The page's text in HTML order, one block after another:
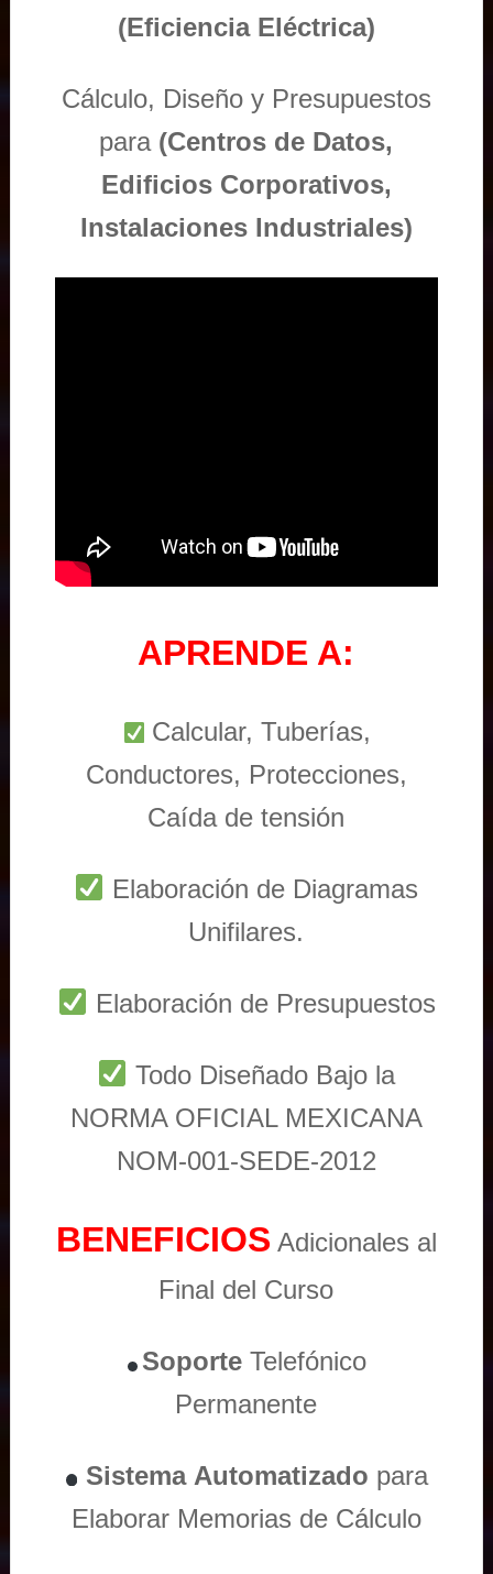
(Eficiencia Eléctrica)
Cálculo, Diseño y Presupuestos
para (Centros de Datos,
Edificios Corporativos,
Instalaciones Industriales)
APRENDE A:
Calcular, Tuberías,
Conductores, Protecciones,
Caída de tensión
Elaboración de Diagramas
Unifilares.
Elaboración de Presupuestos
Todo Diseñado Bajo la
NORMA OFICIAL MEXICANA
NOM-001-SEDE-2012
BENEFICIOS Adicionales al
Final del Curso
Soporte Telefónico
Permanente
Sistema Automatizado para
Elaborar Memorias de Cálculo